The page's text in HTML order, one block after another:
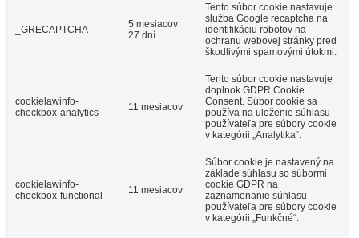
_GRECAPTCHA
5 mesiacov
27 dní
Tento súbor cookie nastavuje
služba Google recaptcha na
identifikáciu robotov na
ochranu webovej stránky pred
škodlivými spamovými útokmi.
cookielawinfo-
checkbox-analytics
11 mesiacov
Tento súbor cookie nastavuje
doplnok GDPR Cookie
Consent. Súbor cookie sa
používa na uloženie súhlasu
používateľa pre súbory cookie
v kategórii „Analytika“.
cookielawinfo-
checkbox-functional
11 mesiacov
Súbor cookie je nastavený na
základe súhlasu so súbormi
cookie GDPR na
zaznamenanie súhlasu
používateľa pre súbory cookie
v kategórii „Funkčné“.